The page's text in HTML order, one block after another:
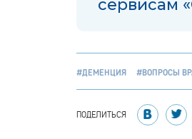
сервисам
#ДЕМЕНЦИЯ #ВОПРОСЫ
ПОДЕЛИТЬСЯ